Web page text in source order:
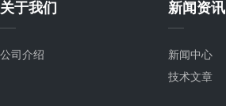
关于我们
公司介绍
新闻资讯
新闻中心
技术文章